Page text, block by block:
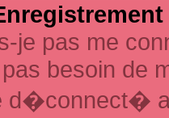
je pas me
besoin de
d�connect�